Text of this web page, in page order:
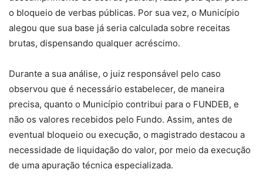
o bloqueio de verbas públicas. Por sua vez, o Município
alegou que sua base já seria calculada sobre receitas
brutas, dispensando qualquer acréscimo.
Durante a sua análise, o juiz responsável pelo caso
observou que é necessário estabelecer, de maneira
precisa, quanto o Município contribui para o FUNDEB, e
não os valores recebidos pelo Fundo. Assim, antes de
eventual bloqueio ou execução, o magistrado destacou a
necessidade de liquidação do valor, por meio da execução
de uma apuração técnica especializada.